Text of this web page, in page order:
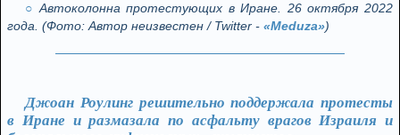
Автоколонна протестующих в Иране. 26 октября 2022
года. (Фото: Автор неизвестен / Twitter - «Meduza»)
Джоан Роулинг решительно поддержала протесты
в Иране и размазала по асфальту врагов Израиля и